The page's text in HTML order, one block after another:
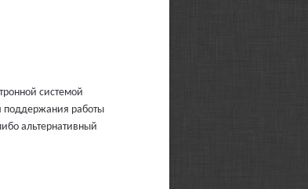
системой
поддержания работы
альтернативный